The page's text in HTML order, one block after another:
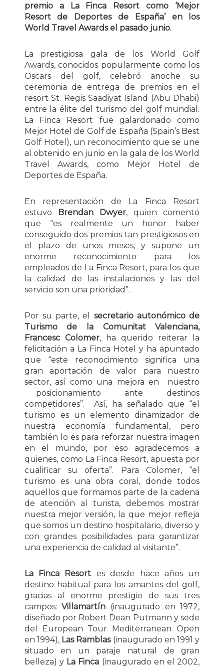
premio a La Finca Resort como ‘Mejor
Resort de Deportes de España’ en los
World Travel Awards el pasado junio.
La prestigiosa gala de los World Golf
Awards, conocidos popularmente como los
Oscars del golf, celebró anoche su
ceremonia de entrega de premios en el
resort St. Regis Saadiyat Island (Abu Dhabi)
entre la élite del turismo del golf mundial.
La Finca Resort fue galardonado como
Mejor Hotel de Golf de España (Spain’s Best
Golf Hotel), un reconocimiento que se une
al obtenido en junio en la gala de los World
Travel Awards, como Mejor Hotel de
Deportes de España.
En representación de La Finca Resort
estuvo Brendan Dwyer, quien comentó
que “es realmente un honor haber
conseguido dos premios tan prestigiosos en
el plazo de unos meses, y supone un
enorme reconocimiento para los
empleados de La Finca Resort, para los que
la calidad de las instalaciones y las del
servicio son una prioridad”.
Por su parte, el
secretario autonómico de
Turismo de la Comunitat Valenciana,
Francesc Colomer, ha querido reiterar la
felicitación a La Finca Hotel y ha apuntado
que “este reconocimiento significa una
gran aportación de valor para nuestro
sector, así como una mejora en nuestro
posicionamiento ante destinos
competidores”. Así, ha señalado que “el
turismo es un elemento dinamizador de
nuestra economía fundamental, pero
también lo es para reforzar nuestra imagen
en el mundo, por eso agradecemos a
quienes, como La Finca Resort, apuesta por
cualificar su oferta”. Para Colomer, “el
turismo es una obra coral, donde todos
aquellos que formamos parte de la cadena
de atención al turista, debemos mostrar
nuestra mejor versión, la que mejor refleja
que somos un destino hospitalario, diverso y
con grandes posibilidades para garantizar
una experiencia de calidad al visitante”.
La Finca Resort es desde hace años un
destino habitual para los amantes del golf,
gracias al enorme prestigio de sus tres
campos:Villamartín (inaugurado en 1972,
diseñado por Robert Dean Putmann y sede
del European Tour Mediterranean Open
en 1994),Las Ramblas(inaugurado en 1991 y
situado en un paraje natural de gran
belleza) yLa Finca (inaugurado en el 2002,